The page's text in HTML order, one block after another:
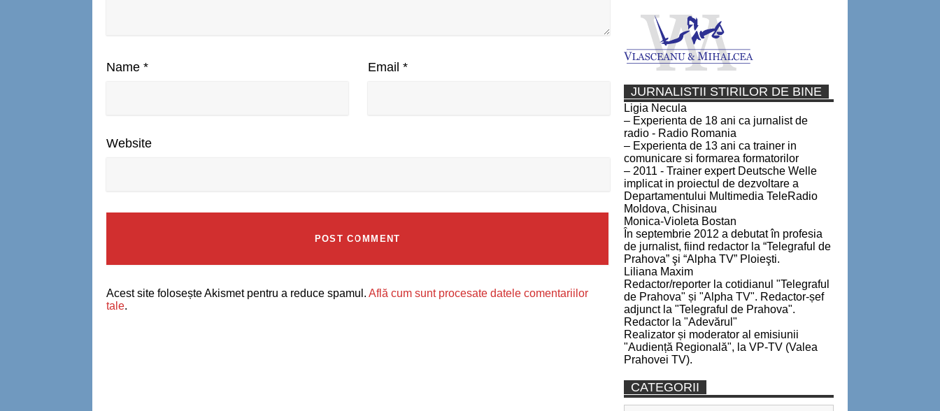
Name * Email*
Website
Acest site folosește Akismet pentru a reduce spamul. Află cum sunt procesate datele comentariilor
tale.
JURNALISTII STIRILOR DE BINE
Ligia Necula
– Experienta de 18 ani ca jurnalist de
radio - Radio Romania
– Experienta de 13 ani ca trainer in
comunicare si formarea formatorilor
– 2011 - Trainer expert Deutsche Welle
implicat in proiectul de dezvoltare a
Departamentului Multimedia TeleRadio
Moldova, Chisinau
Monica-Violeta Bostan
În septembrie 2012 a debutat în profesia
de jurnalist, fiind redactor la “Telegraful de
Prahova” şi “Alpha TV” Ploieşti.
Liliana Maxim
Redactor/reporter la cotidianul "Telegraful
de Prahova" și "Alpha TV". Redactor-șef
adjunct la "Telegraful de Prahova".
Redactor la "Adevărul"
Realizator și moderator al emisiunii
"Audiență Regională", la VP-TV (Valea
Prahovei TV).
CATEGORII
Categorii